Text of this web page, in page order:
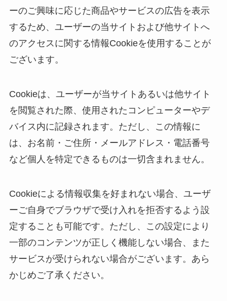
ーのご興味に応じた商品やサービスの広告を表示
するため、ユーザーの当サイトおよび他サイトへ
のアクセスに関する情報Cookieを使用することが
ございます。
Cookieは、ユーザーが当サイトあるいは他サイト
を閲覧された際、使用されたコンピューターやデ
バイス内に記録されます。ただし、この情報に
は、お名前・ご住所・メールアドレス・電話番号
など個人を特定できるものは一切含まれません。
Cookieによる情報収集を好まれない場合、ユーザ
ーご自身でブラウザで受け入れを拒否するよう設
定することも可能です。ただし、この設定により
一部のコンテンツが正しく機能しない場合、また
サービスが受けられない場合がございます。あら
かじめご了承ください。